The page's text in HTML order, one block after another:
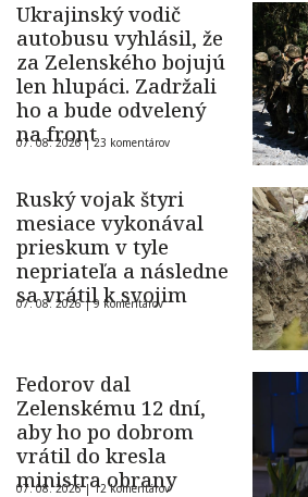
Ukrajinský vodič
autobusu vyhlásil, že
za Zelenského bojujú
len hlupáci. Zadržali
ho a bude odvelený
na front
07. 08. 2026 |23 komentárov
Ruský vojak štyri
mesiace vykonával
prieskum v tyle
nepriateľa a následne
sa vrátil k svojim
07. 08. 2026 |9 komentárov
Fedorov dal
Zelenskému 12 dní,
aby ho po dobrom
vrátil do kresla
ministra obrany
07. 08. 2026 |12 komentárov